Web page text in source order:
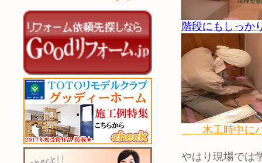
階段にもしっか
木工時中に
やはり現場では